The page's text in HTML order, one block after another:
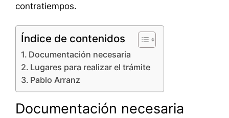
contratiempos.
Índice de contenidos
Documentación necesaria
Lugares para realizar el trámite
Pablo Arranz
Documentación necesaria